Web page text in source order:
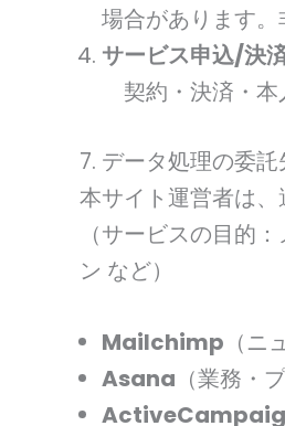
場合があります
サービス申込/決
契約・決済・本
7. データ処理の委託
本サイト運営者は
（サービスの目的
ン など）
Mailchimp （
Asana （業務・